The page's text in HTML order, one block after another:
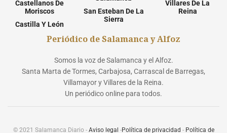
Castellanos De
Moriscos
Castilla Y León
San Esteban De La
Sierra
Villares De La
Reina
Periódico de Salamanca y Alfoz
Somos la voz de Salamanca y el Alfoz.
Santa Marta de Tormes, Carbajosa, Carrascal de Barregas,
Villamayor y Villares de la Reina.
Un periódico online para todos.
© 2021 Salamanca Diario - Aviso legal -Política de privacidad - Política de